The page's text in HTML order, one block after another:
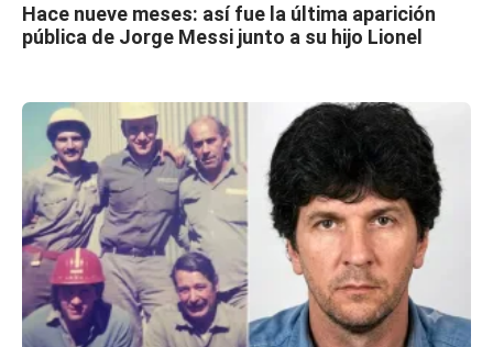
Hace nueve meses: así fue la última aparición
pública de Jorge Messi junto a su hijo Lionel